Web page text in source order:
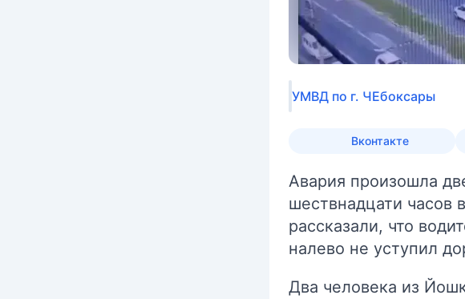
УМВД по г. ЧЕбоксары
Вконтакте
Авария произошла
шествнадцати часов
рассказали, что
налево не уступил
Два человека из